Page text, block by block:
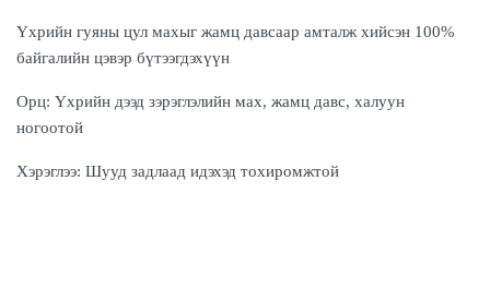
Үхрийн гуяны цул махыг жамц давсаар амталж хийсэн 100%
байгалийн цэвэр бүтээгдэхүүн
Орц: Үхрийн дээд зэрэглэлийн мах, жамц давс, халуун
ногоотой
Хэрэглээ: Шууд задлаад идэхэд тохиромжтой